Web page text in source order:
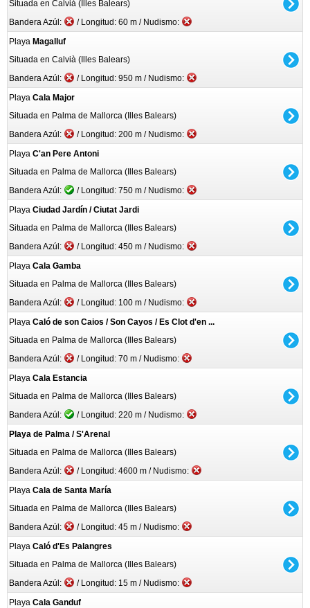
Situada en Calvià (Illes Balears)
Bandera Azúl:
/ Longitud: 60 m / Nudismo:
Playa Magalluf
Situada en Calvià (Illes Balears)
Bandera Azúl:
/ Longitud: 950 m / Nudismo:
Playa Cala Major
Situada en Palma de Mallorca (Illes Balears)
Bandera Azúl:
/ Longitud: 200 m / Nudismo:
Playa C'an Pere Antoni
Situada en Palma de Mallorca (Illes Balears)
Bandera Azúl:
/ Longitud: 750 m / Nudismo:
Playa Ciudad Jardín / Ciutat Jardi
Situada en Palma de Mallorca (Illes Balears)
Bandera Azúl:
/ Longitud: 450 m / Nudismo:
Playa Cala Gamba
Situada en Palma de Mallorca (Illes Balears)
Bandera Azúl:
/ Longitud: 100 m / Nudismo:
Playa Caló de son Caios / Son Cayos / Es Clot d'en ...
Situada en Palma de Mallorca (Illes Balears)
Bandera Azúl:
/ Longitud: 70 m / Nudismo:
Playa Cala Estancia
Situada en Palma de Mallorca (Illes Balears)
Bandera Azúl:
/ Longitud: 220 m / Nudismo:
Playa de Palma / S'Arenal
Situada en Palma de Mallorca (Illes Balears)
Bandera Azúl:
/ Longitud: 4600 m / Nudismo:
Playa Cala de Santa María
Situada en Palma de Mallorca (Illes Balears)
Bandera Azúl:
/ Longitud: 45 m / Nudismo:
Playa Caló d'Es Palangres
Situada en Palma de Mallorca (Illes Balears)
Bandera Azúl:
/ Longitud: 15 m / Nudismo:
Playa Cala Ganduf